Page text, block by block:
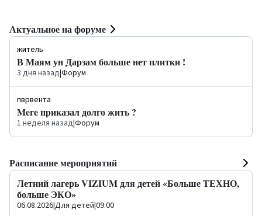
Актуальное на форуме
житель
В Маям ун Дарзам больше нет плитки !
3 дня назад|Форум
пврвента
Mere приказал долго жить ?
1 неделя назад|Форум
Расписание мероприятий
Летний лагерь VIZIUM для детей «Больше ТЕХНО,
больше ЭКО»
06.08.2026|Для детей|09:00